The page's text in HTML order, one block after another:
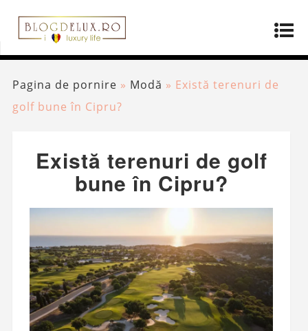
Pagina de pornire » Modă » Există terenuri de
golf bune în Cipru?
Există terenuri de golf
bune în Cipru?